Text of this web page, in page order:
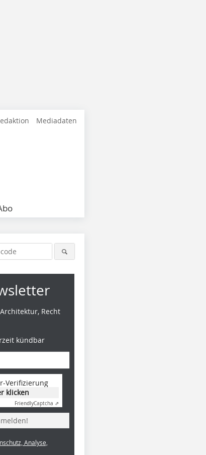
Mediadaten
Recht
kündbar
Verifizierung
klicken
FriendlyCaptcha ⇗
Analyse,